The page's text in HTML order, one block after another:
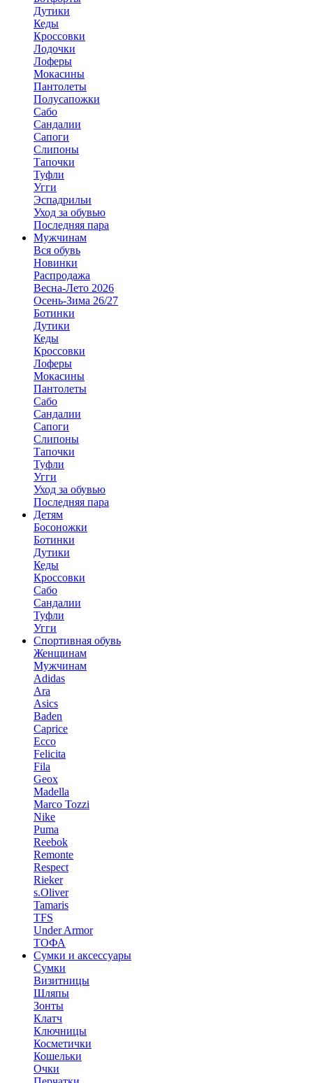
Дутики
Кеды
Кроссовки
Лодочки
Лоферы
Мокасины
Пантолеты
Полусапожки
Сабо
Сандалии
Сапоги
Слипоны
Тапочки
Туфли
Угги
Эспадрильи
Уход за обувью
Последняя пара
Мужчинам
Вся обувь
Новинки
Распродажа
Весна-Лето 2026
Осень-Зима 26/27
Ботинки
Дутики
Кеды
Кроссовки
Лоферы
Мокасины
Пантолеты
Сабо
Сандалии
Сапоги
Слипоны
Тапочки
Туфли
Угги
Уход за обувью
Последняя пара
Детям
Босоножки
Ботинки
Дутики
Кеды
Кроссовки
Сабо
Сандалии
Туфли
Угги
Спортивная обувь
Женщинам
Мужчинам
Adidas
Ara
Asics
Baden
Caprice
Ecco
Felicita
Fila
Geox
Madella
Marco Tozzi
Nike
Puma
Reebok
Remonte
Respect
Rieker
s.Oliver
Tamaris
TFS
Under Armor
ТОФА
Сумки и аксессуары
Сумки
Визитницы
Шляпы
Зонты
Клатч
Ключницы
Косметички
Кошельки
Очки